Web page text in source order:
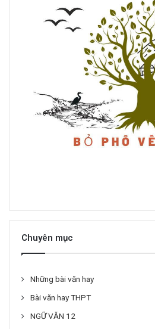
Chuyên mục
Những bài văn hay
Bài văn hay THPT
NGỮ VĂN 12